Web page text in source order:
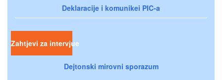
Deklaracije i komunikei PIC-a
Zahtjevi za intervjue
Dejtonski mirovni sporazum